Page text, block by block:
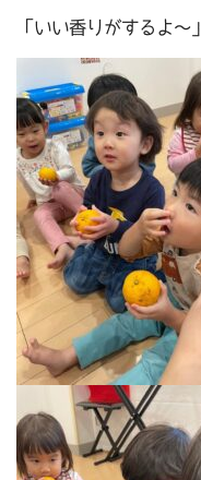
「いい香りがするよ～」